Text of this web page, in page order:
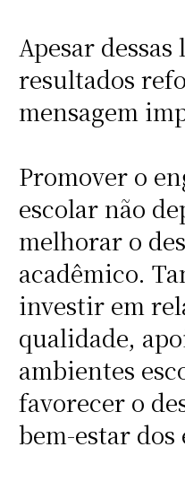
Apesar
resultados
mensagem
Promover o
escolar não
melhorar o
acadêmico.
investir em
qualidade,
ambientes
favorecer o
bem-estar dos